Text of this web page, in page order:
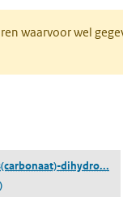
waarvoor wel
dihydro...